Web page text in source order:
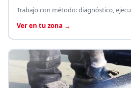
Trabajo con método: diagnóstico,
Ver en tu zona →